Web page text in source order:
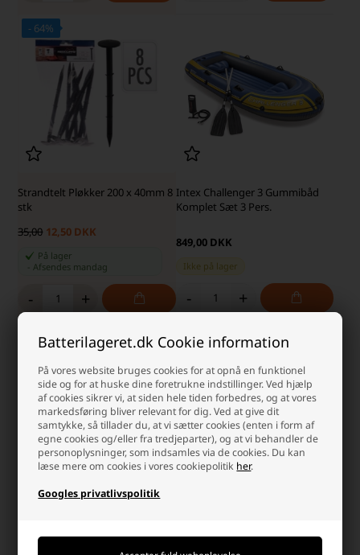
Batterilageret.dk Cookie information
På vores website bruges cookies for at opnå en funktionel
side og for at huske dine foretrukne indstillinger. Ved hjælp
af cookies sikrer vi, at siden hele tiden forbedres, og at vores
markedsføring bliver relevant for dig. Ved at give dit
samtykke, så tillader du, at vi sætter cookies (enten i form af
egne cookies og/eller fra tredjeparter), og at vi behandler de
personoplysninger, som indsamles via de cookies. Du kan
læse mere om cookies i vores cookiepolitik her.
Googles privatlivspolitik
- 64%
Strandtelt Pløkker 200 x 40mm 8
stk
35,00 12,50 DKK
På lager
Afsendes mandag
- +
Intex Challenger 3 Gummibåd
Komplet Sæt 3 Pers.
849,00 DKK
Ikke på lager
- +
Elektrisk pumpe 12v 36w